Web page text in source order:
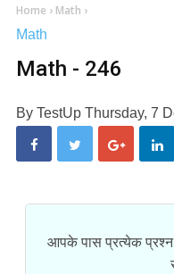
Home › Math ›
Math
Math - 246
By TestUp Thursday, 7
आपके पास प्रत्येक